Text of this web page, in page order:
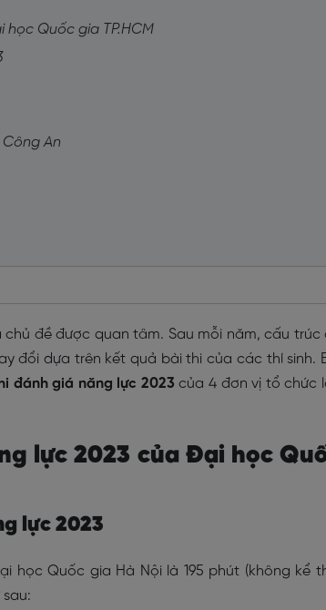
Quốc gia TP.HCM
An
đề được quan tâm. Sau mỗi năm, cấu trúc
đổi dựa trên kết quả bài thi của các thí sinh.
đánh giá năng lực 2023 của 4 đơn vị tổ chức
lực 2023 của Đại học
lực 2023
học Quốc gia Hà Nội là 195 phút (không kể